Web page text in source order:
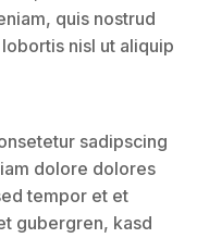
quis nostrud
nisl ut aliquip
sadipscing
dolore dolores
tempor et et
gubergren, kasd